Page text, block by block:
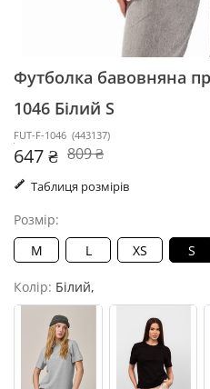
Футболка бавовняна
1046 Білий S
FUT-F-1046 (443137)
647 ₴ 809 ₴
Таблиця розмірів
Розмір:
M
L XS S
Колір: Білий,